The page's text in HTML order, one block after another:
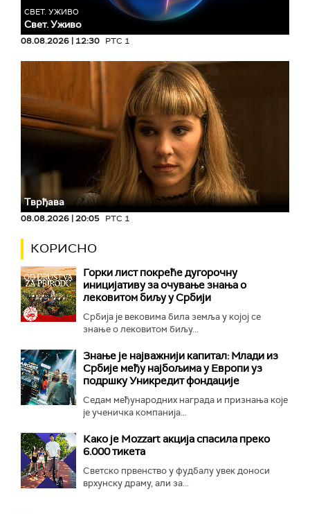
СВЕТ. УЖИВО
Свет. Уживо
08.08.2026 | 12:30 РТС 1
Тврђава
08.08.2026 | 20:05 РТС 1
КОРИСНО
Горки лист покреће дугорочну
иницијативу за очување знања о
лековитом биљу у Србији
Србија је вековима била земља у којој се
знање о лековитом биљу...
Знање је најважнији капитал: Млади из
Србије међу најбољима у Европи уз
подршку Уникредит фондације
Седам међународних награда и признања које
је ученичка компанија...
Како је Mozzart акција спасила преко
6.000 тикета
Светско првенство у фудбалу увек доноси
врхунску драму, али за...